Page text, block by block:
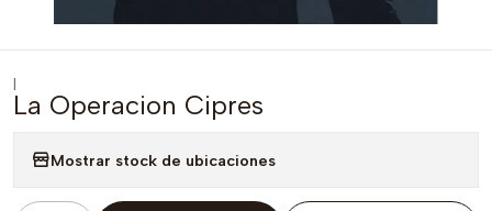
|
La Operacion Cipres
Mostrar stock de ubicaciones